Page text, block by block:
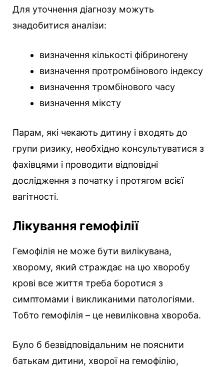
Для уточнення діагнозу можуть
знадобитися аналізи:
визначення кількості фібриногену
визначення протромбінового індексу
визначення тромбінового часу
визначення міксту
Парам, які чекають дитину і входять до
групи ризику, необхідно консультуватися з
фахівцями і проводити відповідні
дослідження з початку і протягом всієї
вагітності.
Лікування гемофілії
Гемофілія не може бути вилікувана,
хворому, який страждає на цю хворобу
крові все життя треба боротися з
симптомами і викликаними патологіями.
Тобто гемофілія – ​​це невиліковна хвороба.
Було б безвідповідальним не пояснити
батькам дитини, хворої на гемофілію,